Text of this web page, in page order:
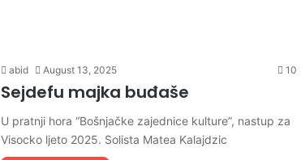
abid August 13, 2025 10
Sejdefu majka buđaše
U pratnji hora “Bošnjačke zajednice kulture”, nastup za
Visocko ljeto 2025. Solista Matea Kalajdzic